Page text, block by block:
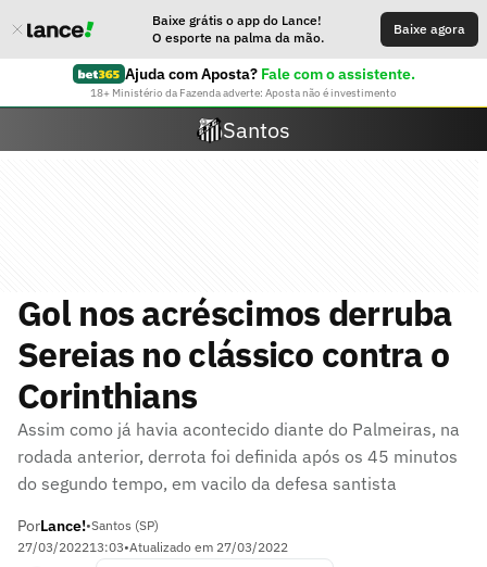
Baixe grátis o app do Lance!
O esporte na palma da mão.
Baixe agora
Ajuda com Aposta? Fale com o assistente.
18+ Ministério da Fazenda adverte: Aposta não é investimento
Santos
Gol nos acréscimos derruba
Sereias no clássico contra o
Corinthians
Assim como já havia acontecido diante do Palmeiras, na
rodada anterior, derrota foi definida após os 45 minutos
do segundo tempo, em vacilo da defesa santista
PorLance!•Santos (SP)
27/03/202213:03•Atualizado em 27/03/2022